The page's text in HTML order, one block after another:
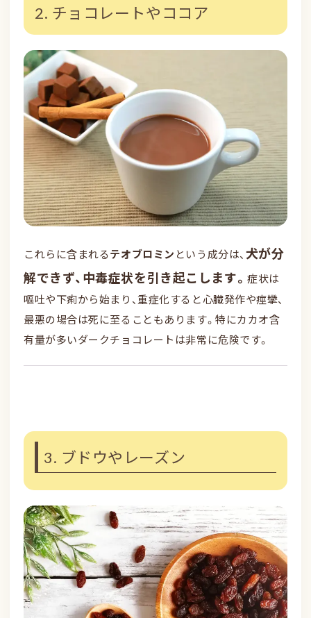
2. チョコレートやココア
これらに含まれるテオブロミン という成分は、犬が分
解できず、中毒症状を引き起こします。症状は
嘔吐や下痢から始まり、重症化すると心臓発作や痙攣、
最悪の場合は死に至ることもあります。特にカカオ含
有量が多いダークチョコレートは非常に危険です。
3. ブドウやレーズン